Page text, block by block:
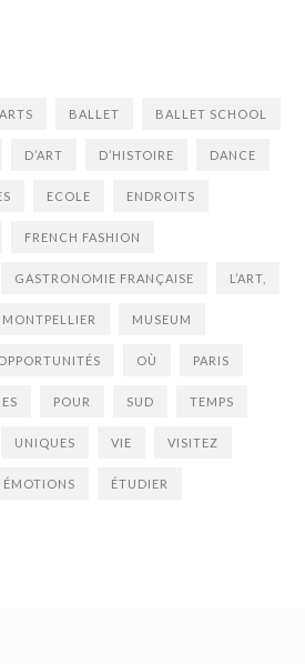
ARTS BALLET BALLET SCHOOL
D’ART D’HISTOIRE DANCE
ECOLE ENDROITS
FRENCH FASHION
GASTRONOMIE FRANÇAISE L’ART,
MONTPELLIER MUSEUM
OÙ PARIS
POUR SUD TEMPS
UNIQUES VIE VISITEZ
ÉMOTIONS ÉTUDIER